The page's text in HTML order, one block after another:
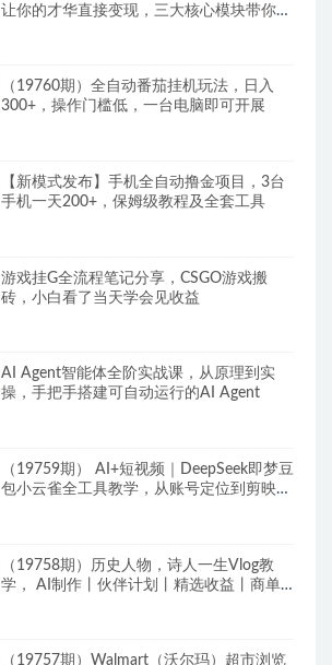
让你的才华直接变现，三大核心模块带你构
（19760期）全自动番茄挂机玩法，日入
300+，操作门槛低，一台电脑即可开展
【新模式发布】手机全自动撸金项目，3台
手机一天200+，保姆级教程及全套工具
游戏挂G全流程笔记分享，CSGO游戏搬
砖，小白看了当天学会见收益
AI Agent智能体全阶实战课，从原理到实
操，手把手搭建可自动运行的AI Agent
（19759期） AI+短视频｜DeepSeek即梦豆
包小云雀全工具教学，从账号定位到剪映剪
（19758期）历史人物，诗人一生Vlog教
学， AI制作丨伙伴计划丨精选收益丨商单
（19757期）Walmart（沃尔玛）超市浏览